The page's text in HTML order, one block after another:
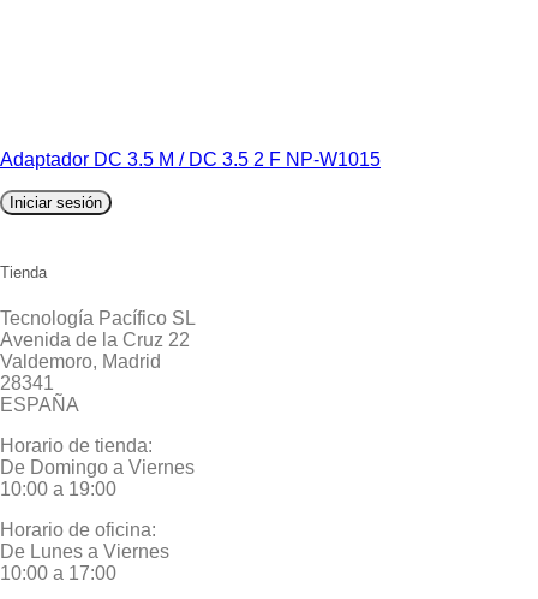
Adaptador DC 3.5 M / DC 3.5 2 F NP-W1015
Iniciar sesión
Tienda
Tecnología Pacífico SL
Avenida de la Cruz 22
Valdemoro, Madrid
28341
ESPAÑA
Horario de tienda:
De Domingo a Viernes
10:00 a 19:00
Horario de oficina:
De Lunes a Viernes
10:00 a 17:00